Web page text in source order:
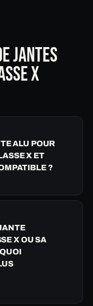
JANTES
X
ALU POUR
X ET
?
X OU SA